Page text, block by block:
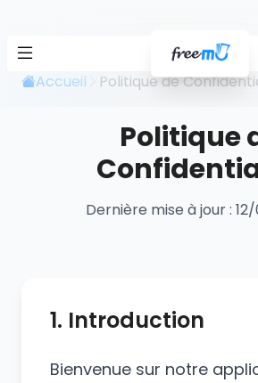
Accueil Politique de
Politique
Dernière mise à jour :
1. Introduction
Bienvenue sur notre